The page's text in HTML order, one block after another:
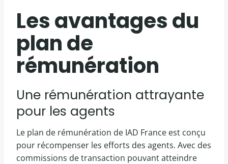
Les avantages du
plan de
rémunération
Une rémunération attrayante
pour les agents
Le plan de rémunération de IAD France est conçu
pour récompenser les efforts des agents. Avec des
commissions de transaction pouvant atteindre